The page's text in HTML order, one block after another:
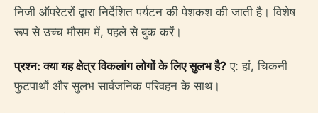
निजी ऑपरेटरों द्वारा निर्देशित पर्यटन की पेशकश की जाती है। विशेष
रूप से उच्च मौसम में, पहले से बुक करें।
प्रश्न: क्या यह क्षेत्र विकलांग लोगों के लिए सुलभ है? ए: हां, चिकनी
फुटपाथों और सुलभ सार्वजनिक परिवहन के साथ।